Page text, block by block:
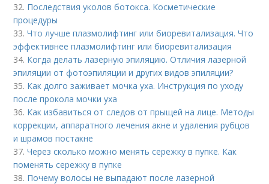
32. Последствия уколов ботокса. Косметические
процедуры
33.Что лучше плазмолифтинг или биоревитализация. Что
эффективнее плазмолифтинг или биоревитализация
34. Когда делать лазерную эпиляцию. Отличия лазерной
эпиляции от фотоэпиляции и других видов эпиляции?
35. Как долго заживает мочка уха. Инструкция по уходу
после прокола мочки уха
36. Как избавиться от следов от прыщей на лице. Методы
коррекции, аппаратного лечения акне и удаления рубцов
и шрамов постакне
37.Через сколько можно менять сережку в пупке. Как
поменять сережку в пупке
38. Почему волосы не выпадают после лазерной